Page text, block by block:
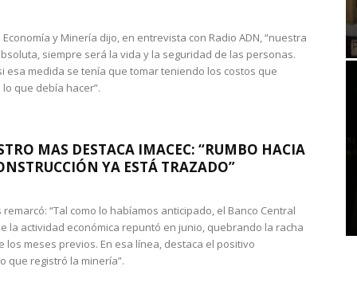
y Minería dijo, en entrevista con Radio ADN, “nuestra
siempre será la vida y la seguridad de las personas.
esa medida se tenía que tomar teniendo los costos que
que debía hacer”.
MAS DESTACA IMACEC: “RUMBO HACIA
YA ESTÁ TRAZADO”
remarcó: “Tal como lo habíamos anticipado, el Banco Central
la actividad económica repuntó en junio, quebrando la racha
los meses previos. En esa línea, destaca el positivo
que registró la minería”.